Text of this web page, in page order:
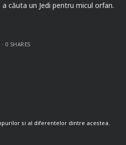
căuta un Jedi pentru micul orfan.
0 SHARES
si al diferentelor dintre acestea.